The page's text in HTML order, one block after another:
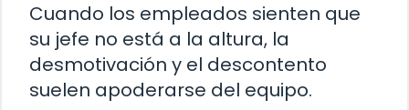
Cuando los empleados sienten que
su jefe no está a la altura, la
desmotivación y el descontento
suelen apoderarse del equipo.